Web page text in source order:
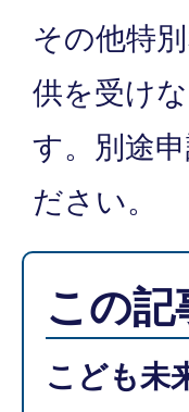
その他特
供を受け
す。別途
ださい。
この
こども未